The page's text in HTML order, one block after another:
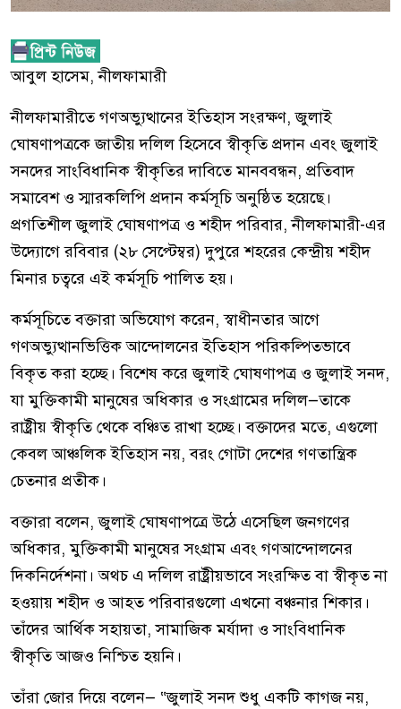
আবুল হাসেম, নীলফামারী
নীলফামারীতে গণঅভ্যুত্থানের ইতিহাস সংরক্ষণ, জুলাই
ঘোষণাপত্রকে জাতীয় দলিল হিসেবে স্বীকৃতি প্রদান এবং জুলাই
সনদের সাংবিধানিক স্বীকৃতির দাবিতে মানববন্ধন, প্রতিবাদ
সমাবেশ ও স্মারকলিপি প্রদান কর্মসূচি অনুষ্ঠিত হয়েছে।
প্রগতিশীল জুলাই ঘোষণাপত্র ও শহীদ পরিবার, নীলফামারী-এর
উদ্যোগে রবিবার (২৮ সেপ্টেম্বর) দুপুরে শহরের কেন্দ্রীয় শহীদ
মিনার চত্বরে এই কর্মসূচি পালিত হয়।
কর্মসূচিতে বক্তারা অভিযোগ করেন, স্বাধীনতার আগে
গণঅভ্যুত্থানভিত্তিক আন্দোলনের ইতিহাস পরিকল্পিতভাবে
বিকৃত করা হচ্ছে। বিশেষ করে জুলাই ঘোষণাপত্র ও জুলাই সনদ,
যা মুক্তিকামী মানুষের অধিকার ও সংগ্রামের দলিল—তাকে
রাষ্ট্রীয় স্বীকৃতি থেকে বঞ্চিত রাখা হচ্ছে। বক্তাদের মতে, এগুলো
কেবল আঞ্চলিক ইতিহাস নয়, বরং গোটা দেশের গণতান্ত্রিক
চেতনার প্রতীক।
বক্তারা বলেন, জুলাই ঘোষণাপত্রে উঠে এসেছিল জনগণের
অধিকার, মুক্তিকামী মানুষের সংগ্রাম এবং গণআন্দোলনের
দিকনির্দেশনা। অথচ এ দলিল রাষ্ট্রীয়ভাবে সংরক্ষিত বা স্বীকৃত না
হওয়ায় শহীদ ও আহত পরিবারগুলো এখনো বঞ্চনার শিকার।
তাঁদের আর্থিক সহায়তা, সামাজিক মর্যাদা ও সাংবিধানিক
স্বীকৃতি আজও নিশ্চিত হয়নি।
তাঁরা জোর দিয়ে বলেন— “জুলাই সনদ শুধু একটি কাগজ নয়,